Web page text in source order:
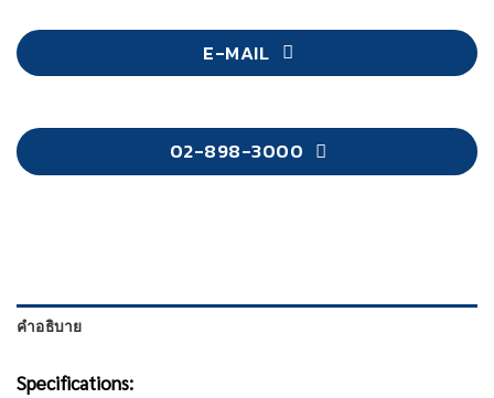
E-MAIL
02-898-3000
คำอธิบาย
Specifications: